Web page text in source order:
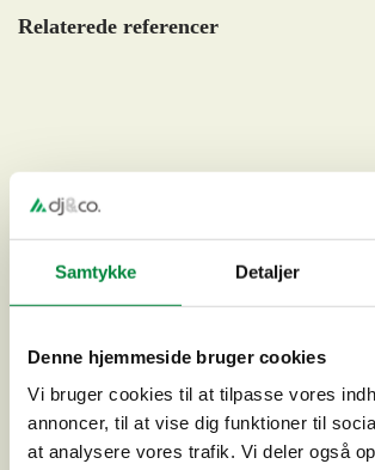
Samtykke Detaljer
Denne hjemmeside bruger cookies
Vi bruger cookies til at tilpasse vores
annoncer, til at vise dig funktioner til
at analysere vores trafik. Vi deler også
Relaterede referencer
Separatkloakering af Kokkegården,